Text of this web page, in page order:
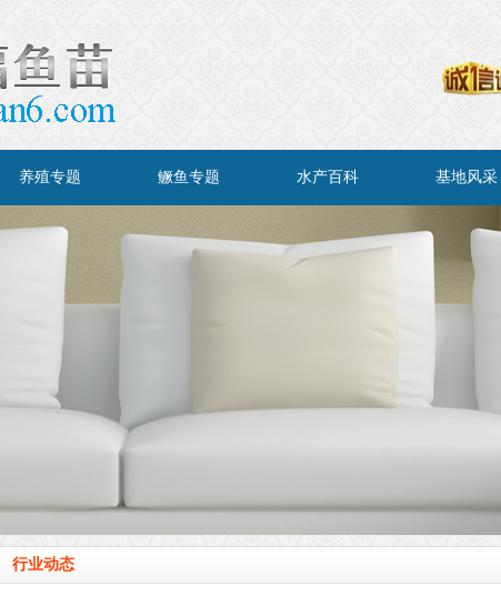
养殖专题 鳜鱼专题 水产百科 基地风采
行业动态